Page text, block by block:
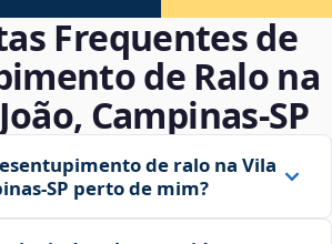
Frequentes de
de Ralo na
Campinas‑SP
de ralo na Vila
perto de mim?